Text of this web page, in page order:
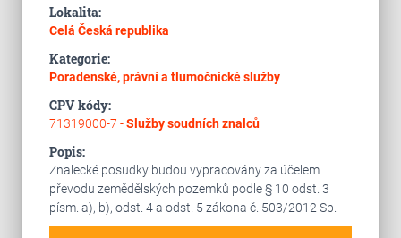
Lokalita:
Celá Česká republika
Kategorie:
Poradenské, právní a tlumočnické služby
CPV kódy:
71319000-7 -Služby soudních znalců
Popis:
Znalecké posudky budou vypracovány za účelem
převodu zemědělských pozemků podle § 10 odst. 3
písm. a), b), odst. 4 a odst. 5 zákona č. 503/2012 Sb.